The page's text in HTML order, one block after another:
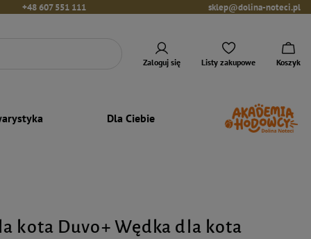
+48 607 551 111 sklep@dolina-noteci.pl
Zaloguj się Listy zakupowe Koszyk
Dla Ciebie
kota Duvo+ Wędka dla kota